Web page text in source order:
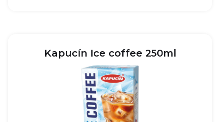
Kapucín Ice coffee 250ml